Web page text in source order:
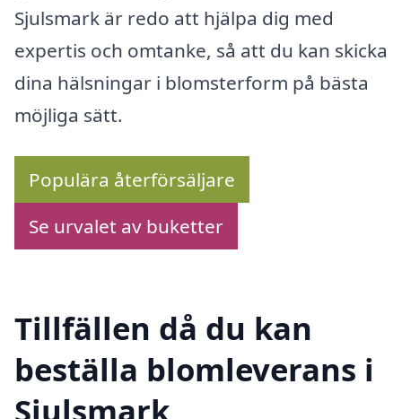
Sjulsmark är redo att hjälpa dig med
expertis och omtanke, så att du kan skicka
dina hälsningar i blomsterform på bästa
möjliga sätt.
Populära återförsäljare
Se urvalet av buketter
Tillfällen då du kan
beställa blomleverans i
Sjulsmark